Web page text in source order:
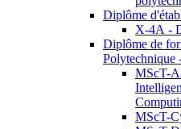
Diplôme
X-4A -
Diplôme de
MScT-
MScT-